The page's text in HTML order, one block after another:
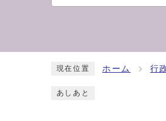
現在位置 ホーム 行
あしあと